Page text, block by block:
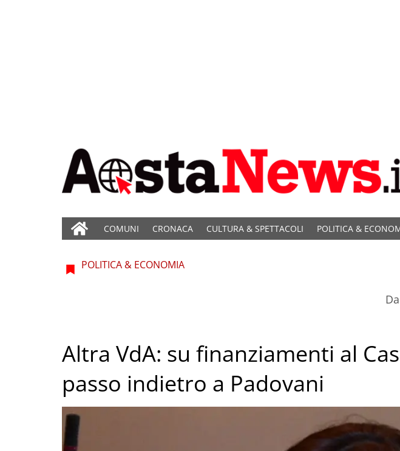
COMUNI CRONACA CULTURA & SPETTACOLI POLITICA &
POLITICA & ECONOMIA
Altra VdA: su finanziamenti al
passo indietro a Padovani